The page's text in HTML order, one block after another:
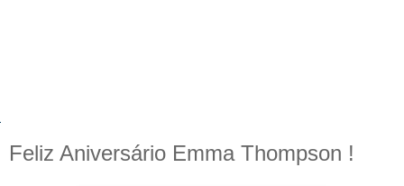
Feliz Aniversário Emma Thompson !